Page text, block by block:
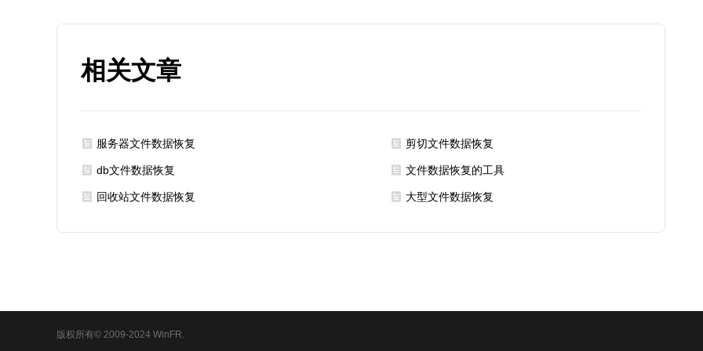
相关文章
服务器文件数据恢复 剪切文件数据恢复
db文件数据恢复 文件数据恢复的工具
回收站文件数据恢复 大型文件数据恢复
版权所有© 2009-2024 WinFR.